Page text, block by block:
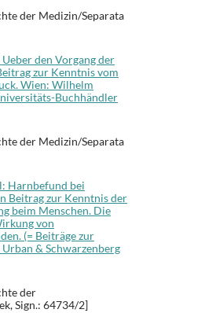
der Medizin/Separata
den Vorgang der
zur Kenntnis vom
Wien: Wilhelm
Buchhändler
der Medizin/Separata
Harnbefund bei
Beitrag zur Kenntnis der
beim Menschen. Die
von
(= Beiträge zur
& Schwarzenberg
der
Sign.: 64734/2]